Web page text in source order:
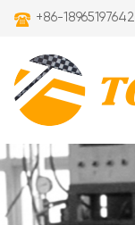
+86-18965197642